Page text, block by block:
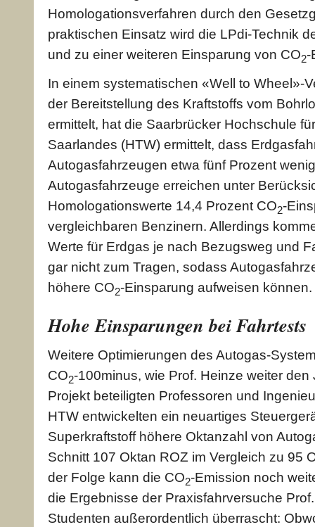
Homologationsverfahren durch den
praktischen Einsatz wird die LPdi-Technik
und zu einer weiteren Einsparung von CO2-
In einem systematischen «Well to Wheel»-
der Bereitstellung des Kraftstoffs vom
ermittelt, hat die Saarbrücker Hochschule
Saarlandes (HTW) ermittelt, dass
Autogasfahrzeugen etwa fünf Prozent
Autogasfahrzeuge erreichen unter
Homologationswerte 14,4 Prozent CO2-
vergleichbaren Benzinern. Allerdings
Werte für Erdgas je nach Bezugsweg und
gar nicht zum Tragen, sodass
höhere CO2-Einsparung aufweisen können.
Hohe Einsparungen bei Fahrtests
Weitere Optimierungen des Autogas-
CO2-100minus, wie Prof. Heinze weiter
Projekt beteiligten Professoren und
HTW entwickelten ein neuartiges
Superkraftstoff höhere Oktanzahl von
Schnitt 107 Oktan ROZ im Vergleich zu 95
der Folge kann die CO2-Emission noch
die Ergebnisse der Praxisfahrversuche
Studenten außerordentlich überrascht: